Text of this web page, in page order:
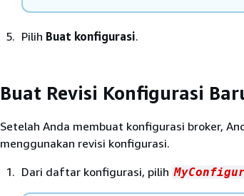
Pilih Buat konfigurasi.
Buat Revisi Konfigurasi
Setelah Anda membuat konfigurasi broker,
menggunakan revisi konfigurasi.
Dari daftar konfigurasi, pilih